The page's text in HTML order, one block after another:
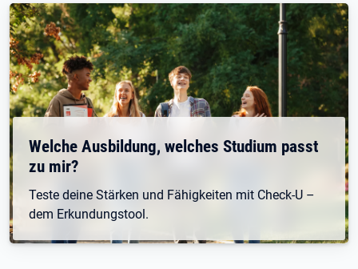
Welche Ausbildung, welches Studium passt
zu mir?
Teste deine Stärken und Fähigkeiten mit Check-U –
dem Erkundungstool.